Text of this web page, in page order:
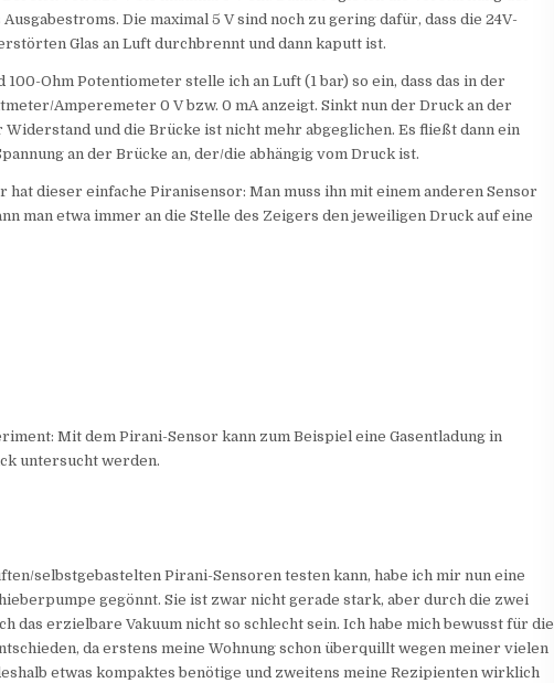
Die maximal 5 V sind noch zu gering dafür, dass die 24V-
Glas an Luft durchbrennt und dann kaputt ist.
100-Ohm Potentiometer stelle ich an Luft (1 bar) so ein, dass das in der
Amperemeter 0 V bzw. 0 mA anzeigt. Sinkt nun der Druck an der
und die Brücke ist nicht mehr abgeglichen. Es fließt dann ein
an der Brücke an, der/die abhängig vom Druck ist.
hat dieser einfache Piranisensor: Man muss ihn mit einem anderen Sensor
man etwa immer an die Stelle des Zeigers den jeweiligen Druck auf eine
Mit dem Pirani-Sensor kann zum Beispiel eine Gasentladung in
untersucht werden.
selbstgebastelten Pirani-Sensoren testen kann, habe ich mir nun eine
gegönnt. Sie ist zwar nicht gerade stark, aber durch die zwei
das erzielbare Vakuum nicht so schlecht sein. Ich habe mich bewusst für die
da erstens meine Wohnung schon überquillt wegen meiner vielen
etwas kompaktes benötige und zweitens meine Rezipienten wirklich